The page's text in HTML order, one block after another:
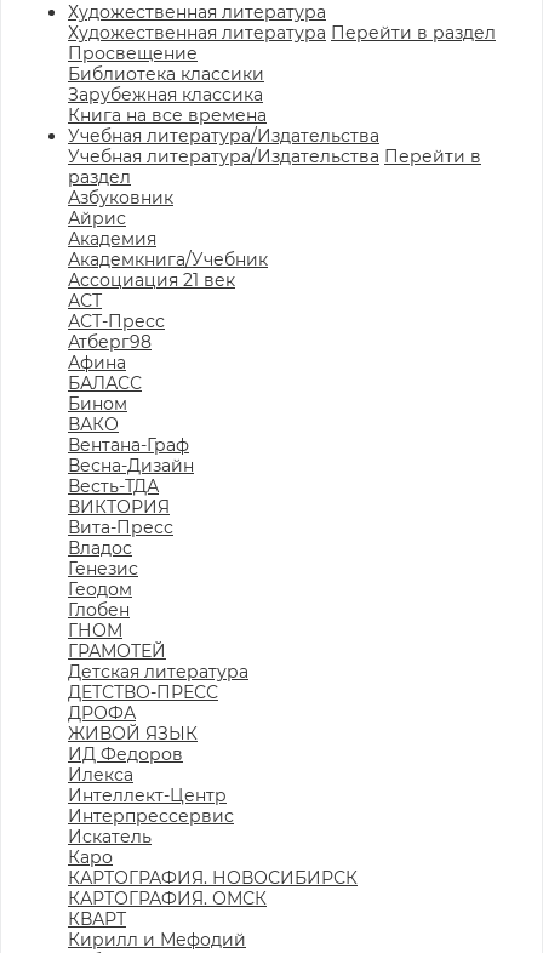
Художественная литература
Художественная литература Перейти в раздел
Просвещение
Библиотека классики
Зарубежная классика
Книга на все времена
Учебная литература/Издательства
Учебная литература/Издательства Перейти в
раздел
Азбуковник
Айрис
Академия
Академкнига/Учебник
Ассоциация 21 век
АСТ
АСТ-Пресс
Атберг98
Афина
БАЛАСС
Бином
ВАКО
Вентана-Граф
Весна-Дизайн
Весть-ТДА
ВИКТОРИЯ
Вита-Пресс
Владос
Генезис
Геодом
Глобен
ГНОМ
ГРАМОТЕЙ
Детская литература
ДЕТСТВО-ПРЕСС
ДРОФА
ЖИВОЙ ЯЗЫК
ИД Федоров
Илекса
Интеллект-Центр
Интерпрессервис
Искатель
Каро
КАРТОГРАФИЯ. НОВОСИБИРСК
КАРТОГРАФИЯ. ОМСК
КВАРТ
Кирилл и Мефодий